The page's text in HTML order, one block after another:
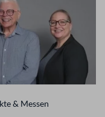
& Messen